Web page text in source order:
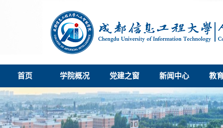
首页 学院概况 党建之窗 新闻中心 教